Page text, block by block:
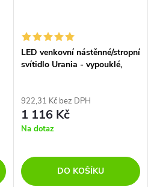
LED venkovní nástěnné/stropní
svítidlo Urania - vypouklé,
922,31 Kč bez DPH
1 116 Kč
Na dotaz
DO KOŠÍKU